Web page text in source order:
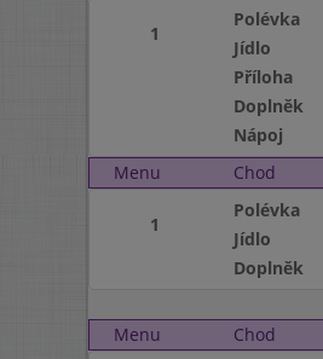
1
Polévka
Jídlo
Příloha
Doplněk
Nápoj
Menu
Chod
1
Polévka
Jídlo
Doplněk
Menu
Chod